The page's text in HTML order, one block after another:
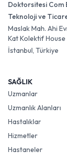
Doktorsitesi Com
Teknoloji ve
Maslak Mah. Ahi
Kat Kolektif House
İstanbul, Türkiye
SAĞLIK
Uzmanlar
Uzmanlık Alanları
Hastalıklar
Hizmetler
Hastaneler